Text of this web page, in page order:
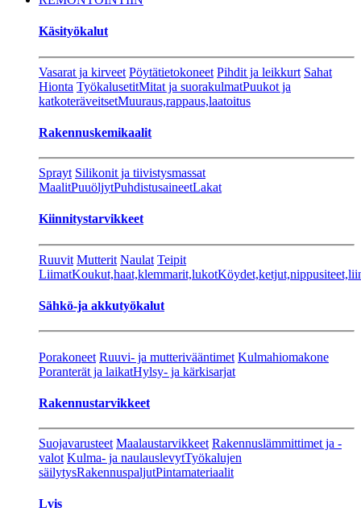
Käsityökalut
Vasarat ja kirveet Pöytätietokoneet Pihdit ja leikkurt Sahat
Hionta TyökalusetitMitat ja suorakulmatPuukot ja
katkoteräveitsetMuuraus,rappaus,laatoitus
Rakennuskemikaalit
Sprayt Silikonit ja tiivistysmassat
MaalitPuuöljytPuhdistusaineetLakat
Kiinnitystarvikkeet
Ruuvit Mutterit Naulat Teipit
LiimatKoukut,haat,klemmarit,lukot
Sähkö-ja akkutyökalut
Porakoneet Ruuvi- ja mutterivääntimet Kulmahiomakone
Poranterät ja laikatHylsy- ja kärkisarjat
Rakennustarvikkeet
Suojavarusteet Maalaustarvikkeet Rakennuslämmittimet ja -
valot Kulma- ja naulauslevytTyökalujen
säilytysRakennuspaljutPintamateriaalit
Lvis